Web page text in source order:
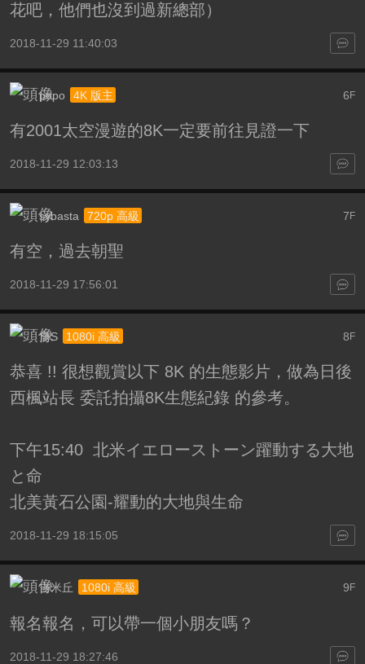
花吧，他們也沒到過新總部）
2018-11-29 11:40:03
6F
popo 4K 版主
有2001太空漫遊的8K一定要前往見證一下
2018-11-29 12:03:13
7F
sybasta 720p 高級
有空，過去朝聖
2018-11-29 17:56:01
8F
詹S 1080i 高級
恭喜 !! 很想觀賞以下 8K 的生態影片，做為日後
西楓站長 委託拍攝8K生態紀錄 的參考。
下午15:40 北米イエローストーン躍動する大地
と命
北美黃石公園-耀動的大地與生命
2018-11-29 18:15:05
9 F
吉米丘 1080i 高級
報名報名，可以帶一個小朋友嗎？
2018-11-29 18:27:46